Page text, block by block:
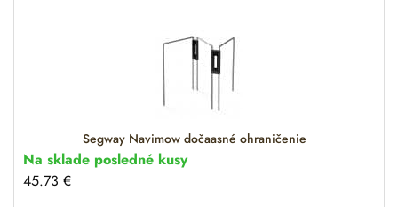
Segway Navimow dočaasné ohraničenie
Na sklade posledné kusy
45.73 €